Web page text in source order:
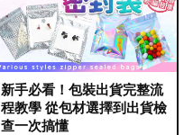
新手必看！包裝出貨完整流
程教學 從包材選擇到出貨檢
查一次搞懂